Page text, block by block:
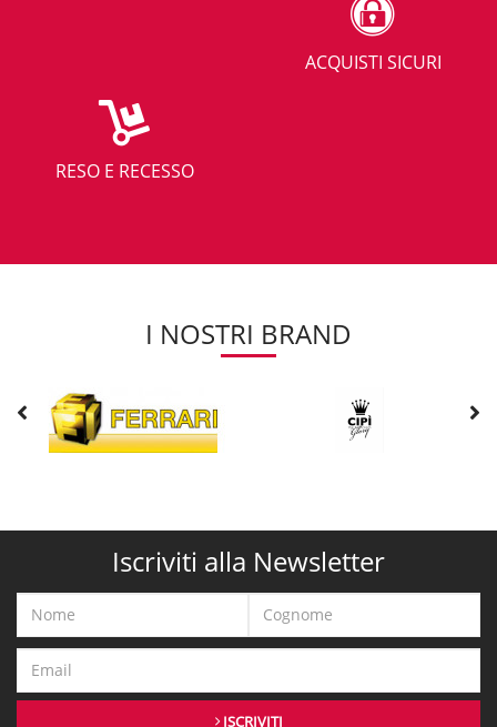
ACQUISTI SICURI
RESO E RECESSO
I NOSTRI BRAND
Iscriviti alla Newsletter
ISCRIVITI